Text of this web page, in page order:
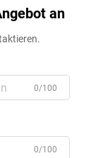
an
0/100
0/100